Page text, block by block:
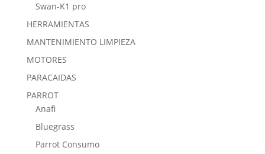
Swan-K1 pro
HERRAMIENTAS
MANTENIMIENTO LIMPIEZA
MOTORES
PARACAIDAS
PARROT
Anafi
Bluegrass
Parrot Consumo